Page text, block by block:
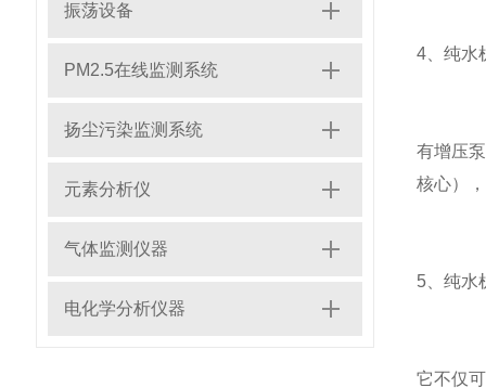
振荡设备
PM2.5在线监测系统
扬尘污染监测系统
元素分析仪
气体监测仪器
电化学分析仪器
4、纯水
有增压
核心）
5、纯水
它不仅